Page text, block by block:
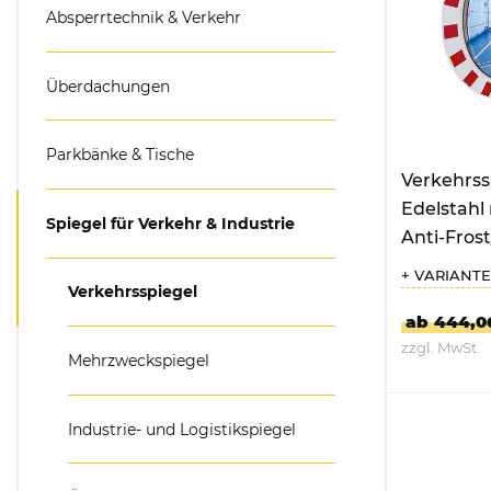
Mülltonnenboxen &
Umhausungen
Pflanzkübel &
Absperrtechnik & Verkehr
Überdachungen
Parkbänke & Tische
Spiegel für Verkehr & Industrie
Verkehrsspiegel
Mehrzweckspiegel
Industrie- und Logistikspiegel
Anti-
rund
+
ab
zzgl. MwSt.